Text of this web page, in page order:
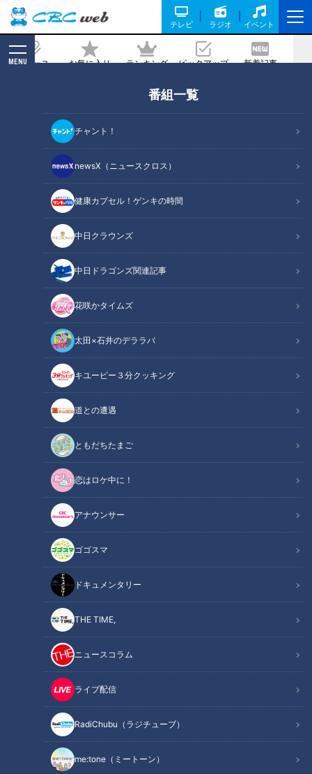
テレビ ラジオ イベント
ニュース お気に入り ランキング ピックアップ 新着記事
MENU
番組一覧
チャント！
newsX（ニュースクロス）
健康カプセル！ゲンキの時間
中日クラウンズ
中日ドラゴンズ関連記事
花咲かタイムズ
太田×石井のデララバ
キユーピー３分クッキング
道との遭遇
ともだちたまご
恋はロケ中に！
アナウンサー
ゴゴスマ
ドキュメンタリー
THE TIME,
ニュースコラム
ライブ配信
RadiChubu（ラジチューブ）
me:tone（ミートーン）
性「スウセラシリーズ」
2023/02/22 16:00
チャント！
近藤サトのジモト応援団
伝統の技や独創的なアイデアから生まれた特産品。
モノづくり王国・東海地方には、全国に誇る逸品がたくさんあ
そんな逸品をジモト・岐阜県 土岐市出身の近藤サトさんが紹
介、作り手を応援します。
今回訪ねたのは、岐阜県・多治見市の窯元が手がける「スウセ
ラシリーズ」。
吸水性に特化した、美濃焼の新たな形を生み出した夫婦の歩み